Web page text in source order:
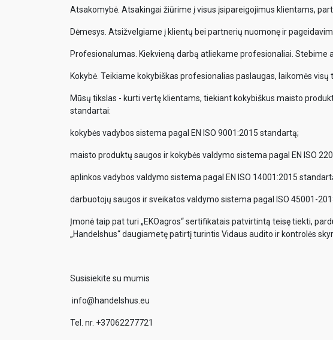
Atsakomybė. Atsakingai žiūrime į visus įsipareigojimus klientams,
Dėmesys. Atsižvelgiame į klientų bei partnerių nuomonę ir
Profesionalumas. Kiekvieną darbą atliekame profesionaliai. Stebime
Kokybė. Teikiame kokybiškas profesionalias paslaugas, laikomės
Mūsų tikslas - kurti vertę klientams, tiekiant kokybiškus maisto
standartai:
kokybės vadybos sistema pagal EN ISO 9001:2015 standartą;
maisto produktų saugos ir kokybės valdymo sistema pagal EN ISO
aplinkos vadybos valdymo sistema pagal EN ISO 14001:2015
darbuotojų saugos ir sveikatos valdymo sistema pagal ISO 45001-
Įmonė taip pat turi „EKOagros“ sertifikatais patvirtintą teisę tiekti,
„Handelshus“ daugiametę patirtį turintis Vidaus audito ir kontrolės
Susisiekite su mumis
info@handelshus.eu
Tel. nr. +37062277721